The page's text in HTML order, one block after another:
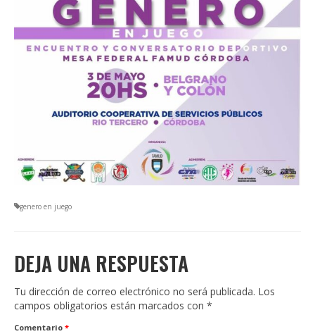
genero en juego
DEJA UNA RESPUESTA
Tu dirección de correo electrónico no será publicada. Los
campos obligatorios están marcados con *
Comentario *